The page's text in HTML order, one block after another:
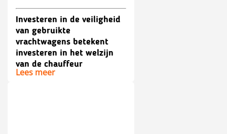
Investeren in de veiligheid
van gebruikte
vrachtwagens betekent
investeren in het welzijn
van de chauffeur
Lees meer